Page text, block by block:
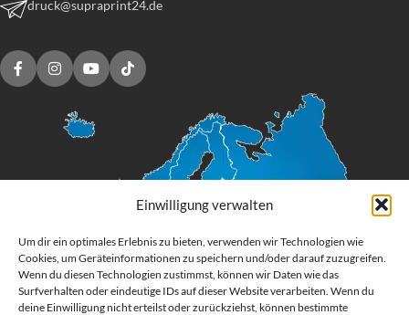
Einwilligung verwalten
Um dir ein optimales Erlebnis zu bieten, verwenden wir Technologien wie
Cookies, um Geräteinformationen zu speichern und/oder darauf zuzugreifen.
Wenn du diesen Technologien zustimmst, können wir Daten wie das
Surfverhalten oder eindeutige IDs auf dieser Website verarbeiten. Wenn du
deine Einwilligung nicht erteilst oder zurückziehst, können bestimmte
druck@supraprint24.de